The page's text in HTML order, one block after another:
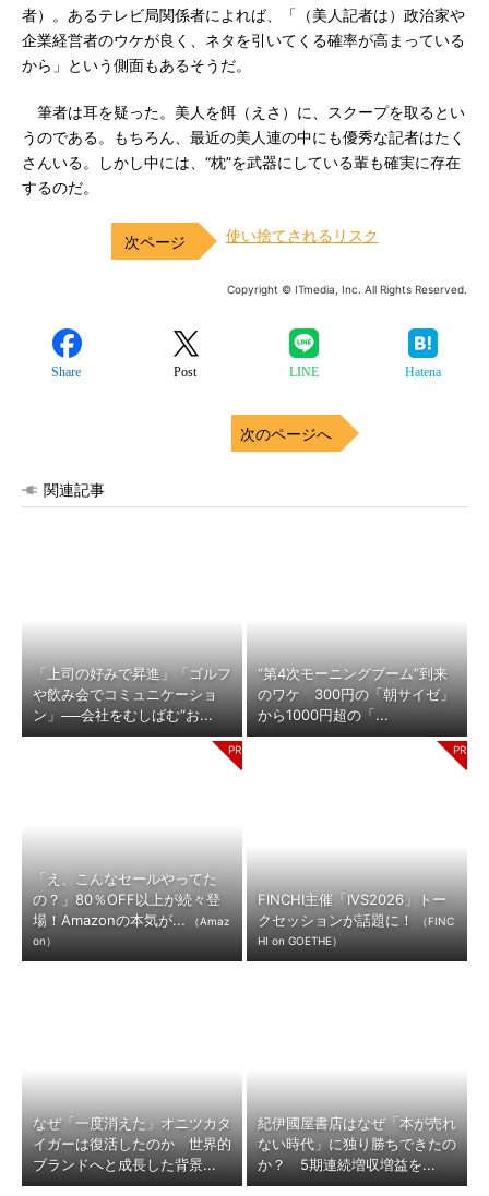
者）。あるテレビ局関係者によれば、「（美人記者は）政治家や
企業経営者のウケが良く、ネタを引いてくる確率が高まっている
から」という側面もあるそうだ。
筆者は耳を疑った。美人を餌（えさ）に、スクープを取るとい
うのである。もちろん、最近の美人連の中にも優秀な記者はたく
さんいる。しかし中には、“枕”を武器にしている輩も確実に存在
するのだ。
使い捨てされるリスク
Copyright © ITmedia, Inc. All Rights Reserved.
Share Post LINE Hatena
次のページへ
関連記事
「上司の好みで昇進」「ゴルフ
や飲み会でコミュニケーショ
ン」──会社をむしばむ“お...
“第4次モーニングブーム”到来
のワケ 300円の「朝サイゼ」
から1000円超の「...
「え、こんなセールやってた
の？」80％OFF以上が続々登
場！Amazonの本気が...
（Amaz
on）
FINCHI主催「IVS2026」トー
クセッションが話題に！
（FINC
HI on GOETHE）
なぜ「一度消えた」オニツカタ
イガーは復活したのか 世界的
ブランドへと成長した背景...
紀伊國屋書店はなぜ「本が売れ
ない時代」に独り勝ちできたの
か？ 5期連続増収増益を...